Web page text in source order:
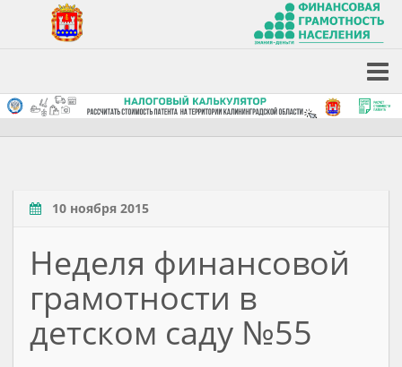
10 ноября 2015
Неделя финансовой
грамотности в
детском саду №55